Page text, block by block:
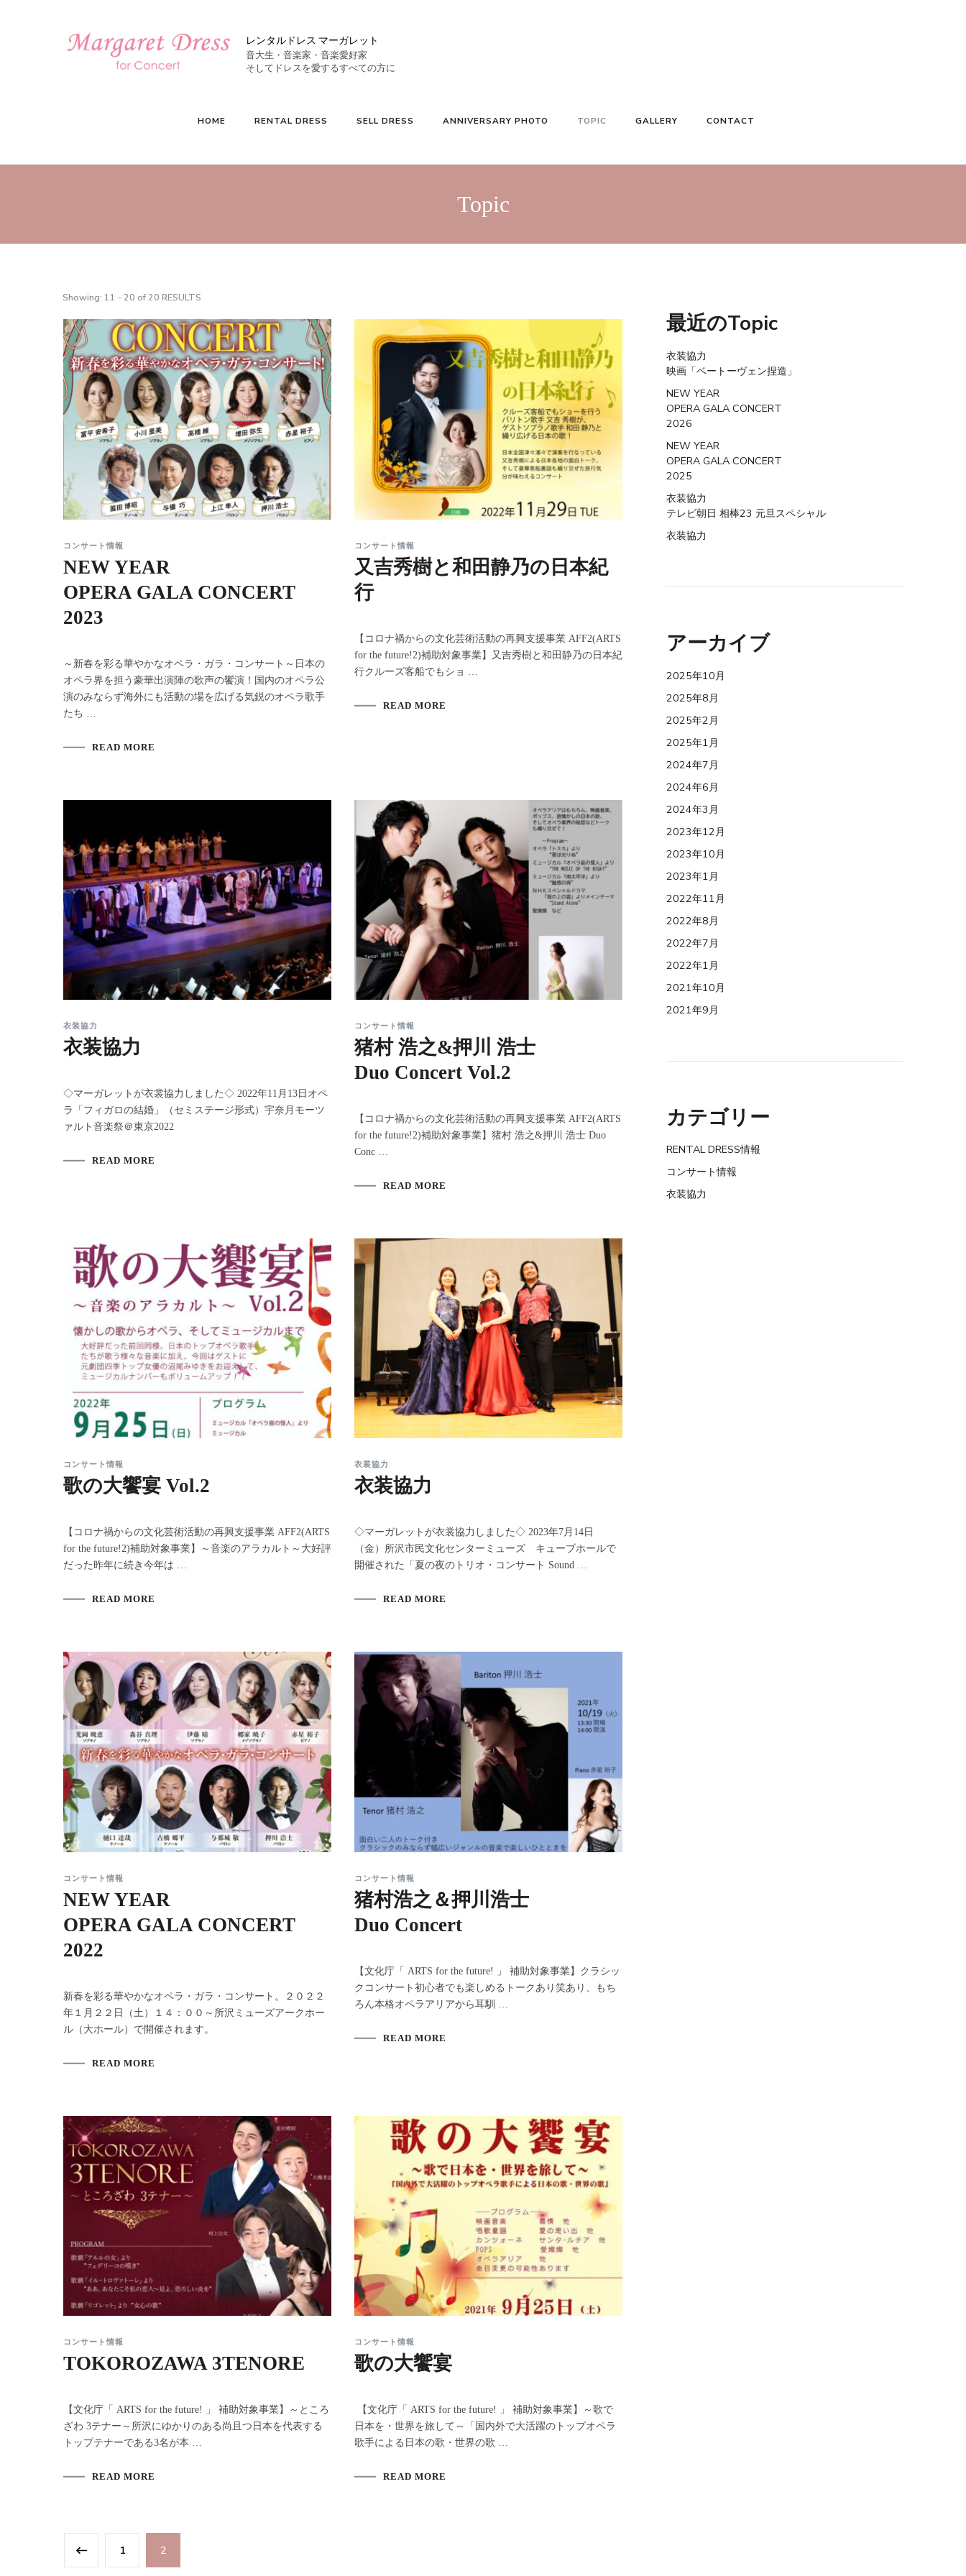
レンタルドレス マーガレット
音大生・音楽家・音楽愛好家
HOME RENTAL DRESS SELL DRESS ANNIVERSARY PHOTO TOPIC GALLERY CONTACT
Topic
Showing: 11 - 20 of 20 RESULTS
コンサート情報
NEW YEAR
OPERA GALA CONCERT
2023
～新春を彩る華やかなオペラ・ガラ・コンサート～日本の
オペラ界を担う豪華出演陣の歌声の饗演！国内のオペラ公
演のみならず海外にも活動の場を広げる気鋭のオペラ歌手
たち …
READ MORE
コンサート情報
又吉秀樹と和田静乃の日本紀
行
【コロナ禍からの文化芸術活動の再興支援事業 AFF2(ARTS
for the future!2)補助対象事業】又吉秀樹と和田静乃の日本紀
行クルーズ客船でもショ …
READ MORE
衣装協力
衣装協力
◇マーガレットが衣裳協力しました◇ 2022年11月13日オペ
ラ「フィガロの結婚」（セミステージ形式）宇奈月モーツ
ァルト音楽祭＠東京2022
READ MORE
コンサート情報
猪村 浩之&押川 浩士
Duo Concert Vol.2
【コロナ禍からの文化芸術活動の再興支援事業 AFF2(ARTS
for the future!2)補助対象事業】猪村 浩之&押川 浩士 Duo
Conc …
READ MORE
コンサート情報
歌の大饗宴 Vol.2
【コロナ禍からの文化芸術活動の再興支援事業 AFF2(ARTS
for the future!2)補助対象事業】～音楽のアラカルト～大好評
だった昨年に続き今年は …
READ MORE
衣装協力
衣装協力
◇マーガレットが衣裳協力しました◇ 2023年7月14日
（金）所沢市民文化センターミューズ キューブホールで
開催された「夏の夜のトリオ・コンサート Sound …
READ MORE
コンサート情報
NEW YEAR
OPERA GALA CONCERT
2022
新春を彩る華やかなオペラ・ガラ・コンサート。２０２２
年１月２２日（土）１４：００～所沢ミューズアークホー
ル（大ホール）で開催されます。
READ MORE
コンサート情報
猪村浩之＆押川浩士
Duo Concert
【文化庁「 ARTS for the future! 」 補助対象事業】クラシッ
クコンサート初心者でも楽しめるトークあり笑あり、もち
ろん本格オペラアリアから耳馴 …
READ MORE
コンサート情報
TOKOROZAWA 3TENORE
【文化庁「 ARTS for the future! 」 補助対象事業】～ところ
ざわ 3テナー～所沢にゆかりのある尚且つ日本を代表する
トップテナーである3名が本 …
READ MORE
コンサート情報
歌の大饗宴
【文化庁「 ARTS for the future! 」 補助対象事業】～歌で
日本を・世界を旅して～「国内外で大活躍のトップオペラ
歌手による日本の歌・世界の歌 …
READ MORE
投
Page
1 Page
2
最近のTopic
衣装協力
映画「ベートーヴェン捏造」
NEW YEAR
OPERA GALA CONCERT
2026
NEW YEAR
OPERA GALA CONCERT
2025
衣装協力
テレビ朝日 相棒23 元旦スペシャル
衣装協力
アーカイブ
2025年10月
2025年8月
2025年2月
2025年1月
2024年7月
2024年6月
2024年3月
2023年12月
2023年10月
2023年1月
2022年11月
2022年8月
2022年7月
2022年1月
2021年10月
2021年9月
カテゴリー
RENTAL DRESS情報
コンサート情報
衣装協力